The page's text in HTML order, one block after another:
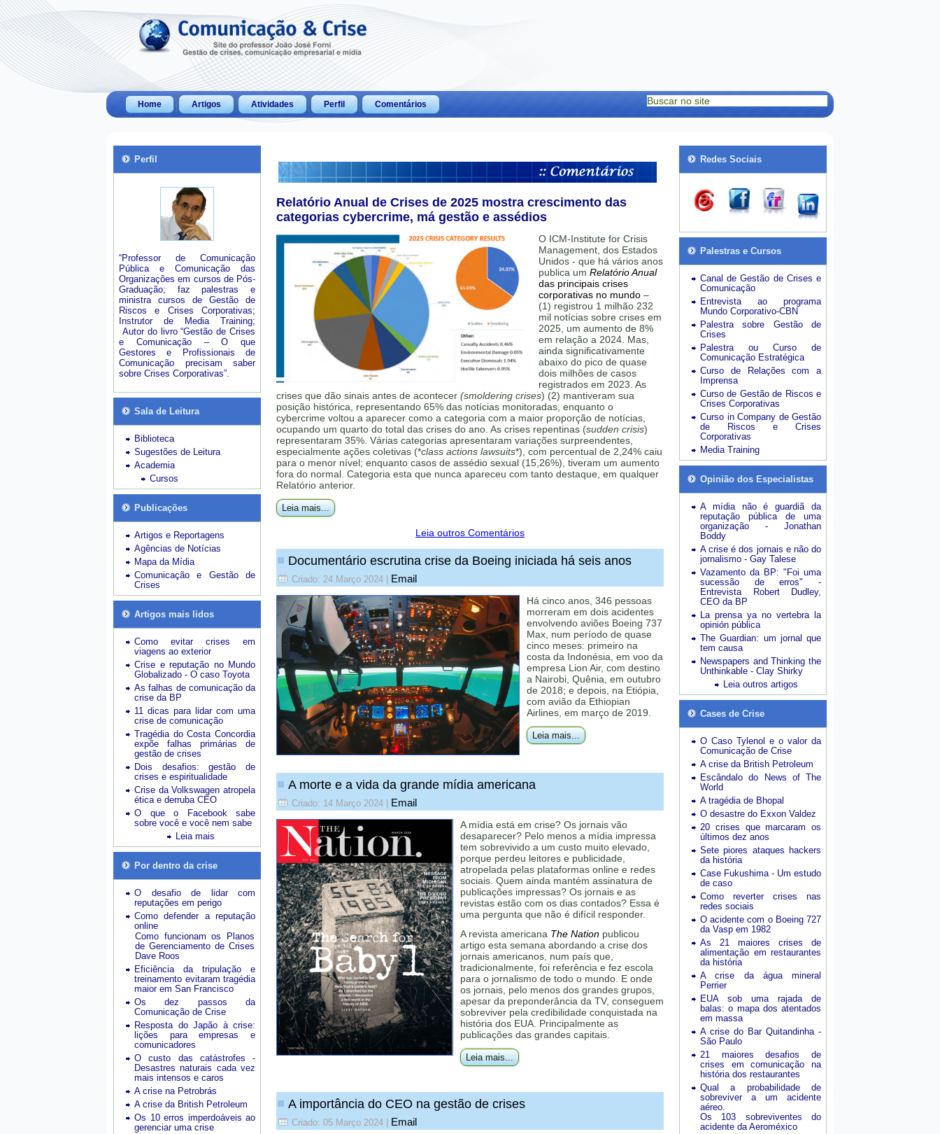
Home Artigos Atividades Perfil Comentários
Perfil
“Professor de Comunicação
Pública e Comunicação das
Organizações em cursos de Pós-
Graduação; faz palestras e
ministra cursos de Gestão de
Riscos e Crises Corporativas;
Instrutor de Media Training;
Autor do livro “Gestão de Crises
e Comunicação – O que
Gestores e Profissionais de
Comunicação precisam saber
sobre Crises Corporativas”.
Sala de Leitura
Biblioteca
Sugestões de Leitura
Academia
Cursos
Publicações
Artigos e Reportagens
Agências de Notícias
Mapa da Mídia
Comunicação e Gestão de
Crises
Artigos mais lidos
Como evitar crises em
viagens ao exterior
Crise e reputação no Mundo
Globalizado - O caso Toyota
As falhas de comunicação da
crise da BP
11 dicas para lidar com uma
crise de comunicação
Tragédia do Costa Concordia
expõe falhas primárias de
gestão de crises
Dois desafios: gestão de
crises e espiritualidade
Crise da Volkswagen atropela
ética e derruba CEO
O que o Facebook sabe
sobre você e você nem sabe
Leia mais
Por dentro da crise
O desafio de lidar com
reputações em perigo
Como defender a reputação
online
Como funcionam os Planos
de Gerenciamento de Crises
Dave Roos
Eficiência da tripulação e
treinamento evitaram tragédia
maior em San Francisco
Os dez passos da
Comunicação de Crise
Resposta do Japão à crise:
lições para empresas e
comunicadores
O custo das catástrofes -
Desastres naturais cada vez
mais intensos e caros
A crise na Petrobrás
A crise da British Petroleum
Os 10 erros imperdoáveis ao
gerenciar uma crise
Relatório Anual de Crises de 2025 mostra crescimento das
categorias cybercrime, má gestão e assédios
O ICM-Institute for Crisis
Management, dos Estados
Unidos - que há vários anos
publica um Relatório Anual
das principais crises
corporativas no mundo –
(1) registrou 1 milhão 232
mil notícias sobre crises em
2025, um aumento de 8%
em relação a 2024. Mas,
ainda significativamente
abaixo do pico de quase
dois milhões de casos
registrados em 2023. As
crises que dão sinais antes de acontecer (smoldering crises) (2) mantiveram sua
posição histórica, representando 65% das notícias monitoradas, enquanto o
cybercrime voltou a aparecer como a categoria com a maior proporção de notícias,
ocupando um quarto do total das crises do ano. As crises repentinas (sudden crisis)
representaram 35%. Várias categorias apresentaram variações surpreendentes,
especialmente ações coletivas (*class actions lawsuits*), com percentual de 2,24% caiu
para o menor nível; enquanto casos de assédio sexual (15,26%), tiveram um aumento
fora do normal. Categoria esta que nunca apareceu com tanto destaque, em qualquer
Relatório anterior.
Leia mais...
Leia outros Comentários
Documentário escrutina crise da Boeing iniciada há seis anos
Criado: 24 Março 2024 Email
Há cinco anos, 346 pessoas
morreram em dois acidentes
envolvendo aviões Boeing 737
Max, num período de quase
cinco meses: primeiro na
costa da Indonésia, em voo da
empresa Lion Air, com destino
a Nairobi, Quênia, em outubro
de 2018; e depois, na Etiópia,
com avião da Ethiopian
Airlines, em março de 2019.
Leia mais...
A morte e a vida da grande mídia americana
Criado: 14 Março 2024 Email
A mídia está em crise? Os jornais vão
desaparecer? Pelo menos a mídia impressa
tem sobrevivido a um custo muito elevado,
porque perdeu leitores e publicidade,
atropelada pelas plataformas online e redes
sociais. Quem ainda mantém assinatura de
publicações impressas? Os jornais e as
revistas estão com os dias contados? Essa é
uma pergunta que não é difícil responder.
A revista americana The Nation publicou
artigo esta semana abordando a crise dos
jornais americanos, num país que,
tradicionalmente, foi referência e fez escola
para o jornalismo de todo o mundo. E onde
os jornais, pelo menos dos grandes grupos,
apesar da preponderância da TV, conseguem
sobreviver pela credibilidade conquistada na
história dos EUA. Principalmente as
publicações das grandes capitais.
Leia mais...
A importância do CEO na gestão de crises
Criado: 05 Março 2024 Email
Redes Sociais
Palestras e Cursos
Canal de Gestão de Crises e
Comunicação
Entrevista ao programa
Mundo Corporativo-CBN
Palestra sobre Gestão de
Crises
Palestra ou Curso de
Comunicação Estratégica
Curso de Relações com a
Imprensa
Curso de Gestão de Riscos e
Crises Corporativas
Curso in Company de Gestão
de Riscos e Crises
Corporativas
Media Training
Opinião dos Especialistas
A mídia não é guardiã da
reputação pública de uma
organização - Jonathan
Boddy
A crise é dos jornais e não do
jornalismo - Gay Talese
Vazamento da BP: "Foi uma
sucessão de erros" -
Entrevista Robert Dudley,
CEO da BP
La prensa ya no vertebra la
opinión pública
The Guardian: um jornal que
tem causa
Newspapers and Thinking the
Unthinkable - Clay Shirky
Leia outros artigos
Cases de Crise
O Caso Tylenol e o valor da
Comunicação de Crise
A crise da British Petroleum
Escândalo do News of The
World
A tragédia de Bhopal
O desastre do Exxon Valdez
20 crises que marcaram os
últimos dez anos
Sete piores ataques hackers
da história
Case Fukushima - Um estudo
de caso
Como reverter crises nas
redes sociais
O acidente com o Boeing 727
da Vasp em 1982
As 21 maiores crises de
alimentação em restaurantes
da história
A crise da água mineral
Perrier
EUA sob uma rajada de
balas: o mapa dos atentados
em massa
A crise do Bar Quitandinha -
São Paulo
21 maiores desafios de
crises em comunicação na
história dos restaurantes
Qual a probabilidade de
sobreviver a um acidente
aéreo.
Os 103 sobreviventes do
acidente da Aeroméxico